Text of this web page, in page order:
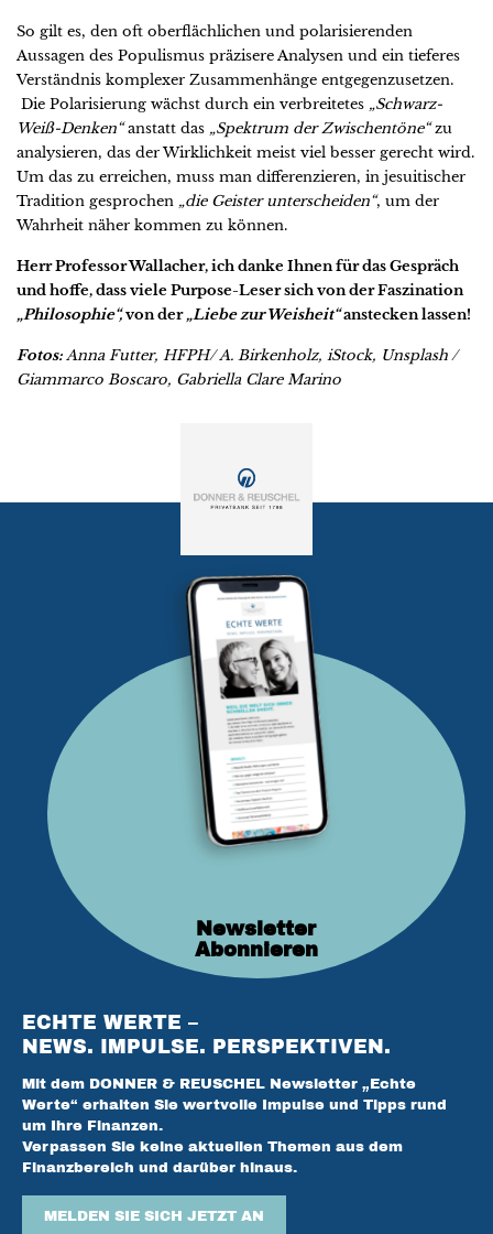
So gilt es, den oft oberflächlichen und polarisierenden
Aussagen des Populismus präzisere Analysen und ein tieferes
Verständnis komplexer Zusammenhänge entgegenzusetzen.
Die Polarisierung wächst durch ein verbreitetes „Schwarz-
Weiß-Denken“anstatt das „Spektrum der Zwischentöne“zu
analysieren, das der Wirklichkeit meist viel besser gerecht wird.
Um das zu erreichen, muss man differenzieren, in jesuitischer
Tradition gesprochen „die Geister unterscheiden“, um der
Wahrheit näher kommen zu können.
Herr Professor Wallacher, ich danke Ihnen für das Gespräch
und hoffe, dass viele Purpose-Leser sich von der Faszination
„Philosophie“,von der„Liebe zur Weisheit“anstecken lassen!
Fotos:Anna Futter, HFPH/ A. Birkenholz, iStock, Unsplash /
Giammarco Boscaro, Gabriella Clare Marino
ECHTE WERTE –
NEWS. IMPULSE. PERSPEKTIVEN.
Mit dem DONNER & REUSCHEL Newsletter „Echte
Werte“ erhalten Sie wertvolle Impulse und Tipps rund
um Ihre Finanzen.
Verpassen Sie keine aktuellen Themen aus dem
Finanzbereich und darüber hinaus.
MELDEN SIE SICH JETZT AN
Newsletter
Abonnieren